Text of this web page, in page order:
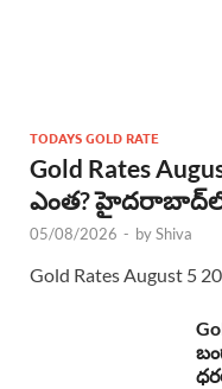
TODAYS GOLD RATE
Gold Rates
ఎంత? హైదరాబాద్‌లో
05/08/2026 - byShiva
Gold Rates August